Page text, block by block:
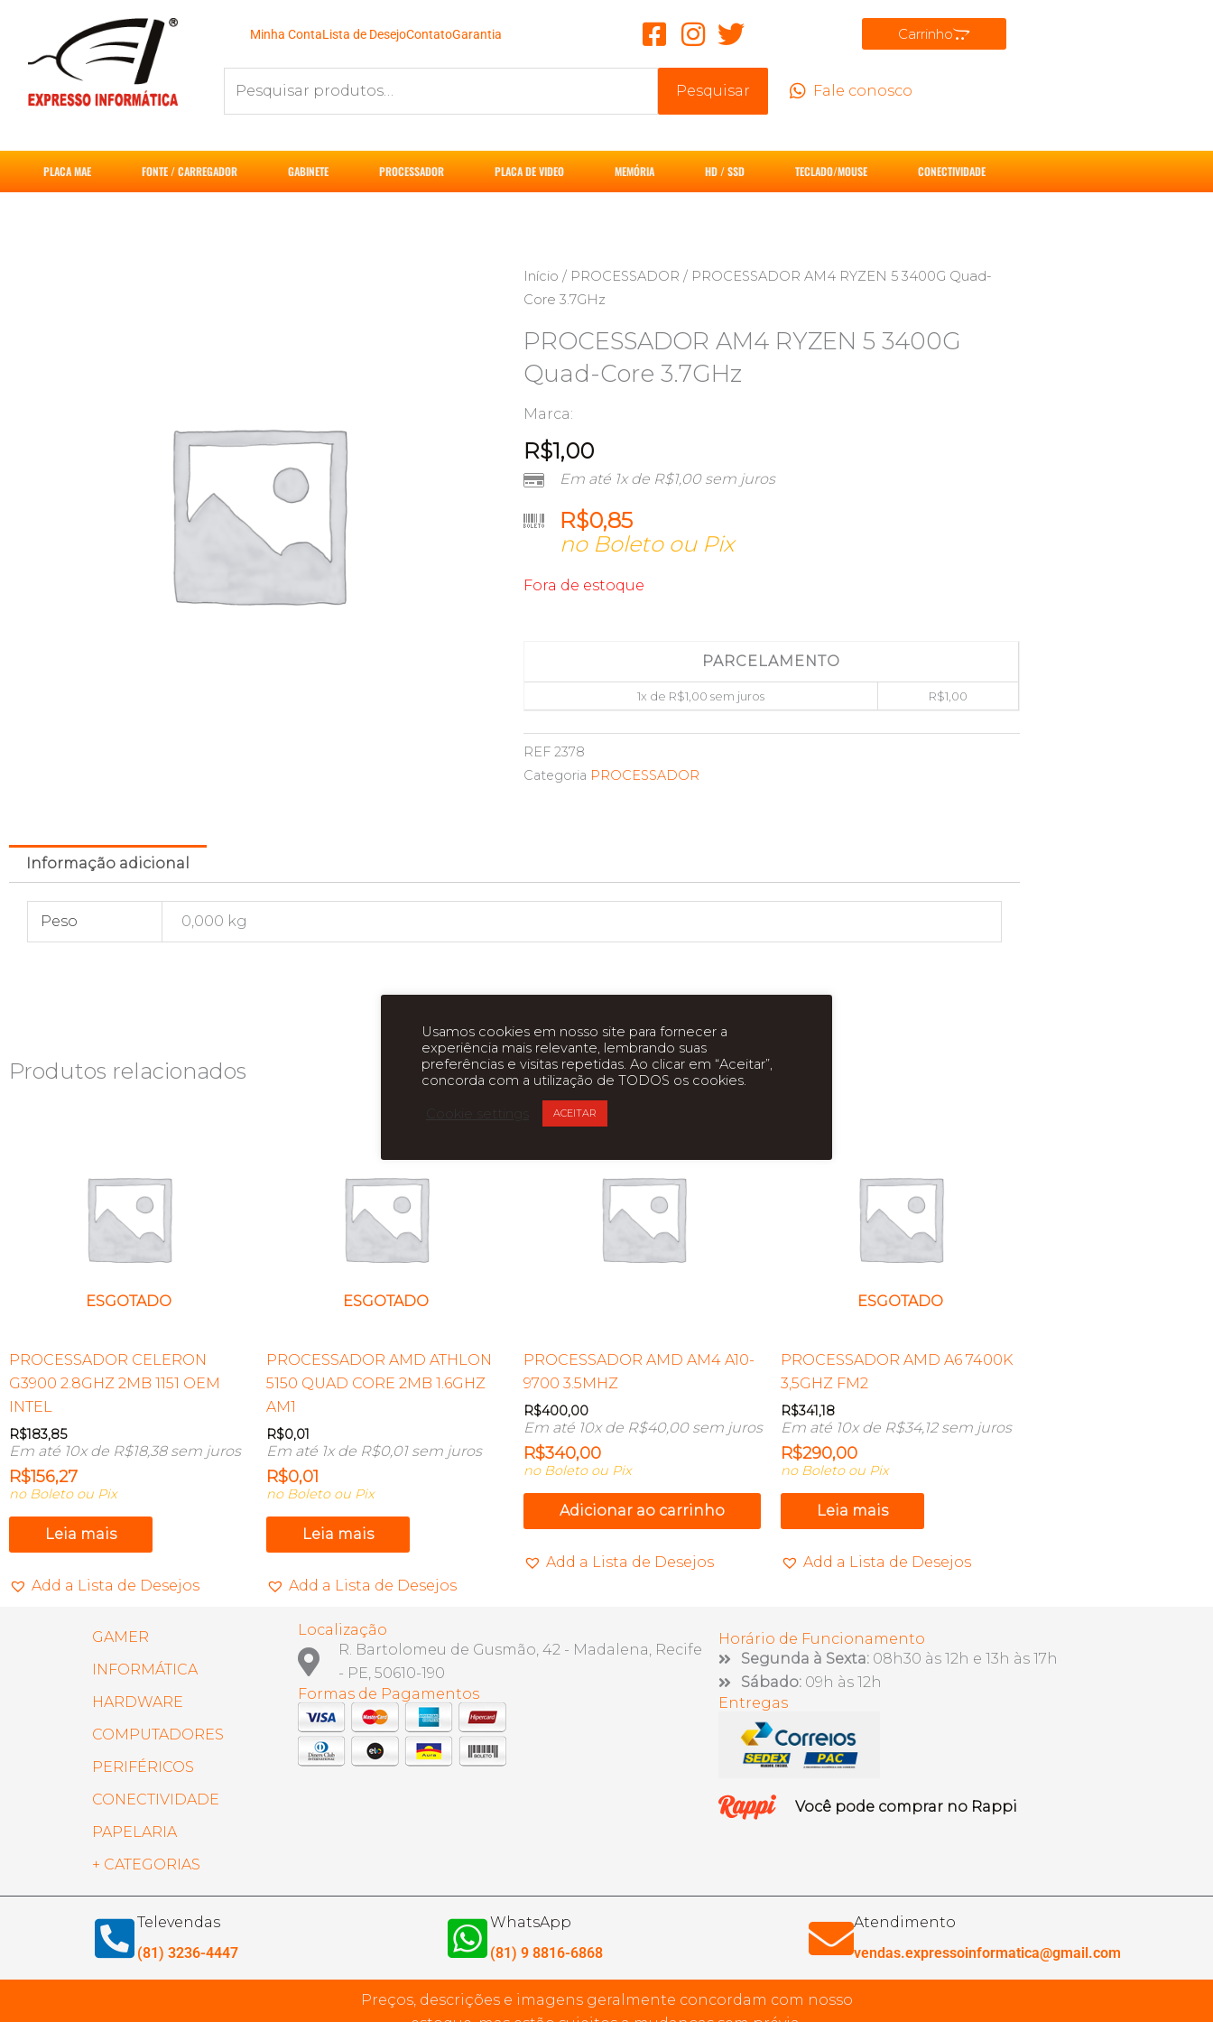
conteúdo
Minha ContaLista de DesejoContatoGarantia Carrinho
por:
Pesquisar Fale conosco
PLACA MAE FONTE / CARREGADOR GABINETE PROCESSADOR PLACA DE VIDEO MEMÓRIA HD / SSD TECLADO/MOUSE CONECTIVIDADE
Início / PROCESSADOR / PROCESSADOR AM4 RYZEN 5 3400G Quad-
Core 3.7GHz
PROCESSADOR AM4 RYZEN 5 3400G
Quad-Core 3.7GHz
Marca:
R$1,00
Em até 1x de R$1,00sem juros
R$0,85
no Boleto ou Pix
Fora de estoque
PARCELAMENTO
1x de R$1,00 sem juros R$1,00
REF 2378
Categoria PROCESSADOR
Informação adicional
Peso 0,000 kg
Produtos relacionados
ESGOTADO
PROCESSADOR CELERON
G3900 2.8GHZ 2MB 1151 OEM
INTEL
R$183,85
Em até 10x de R$18,38sem juros
R$156,27
no Boleto ou Pix
Leia mais
Add a Lista de Desejos
ESGOTADO
PROCESSADOR AMD ATHLON
5150 QUAD CORE 2MB 1.6GHZ
AM1
R$0,01
Em até 1x de R$0,01sem juros
R$0,01
no Boleto ou Pix
Leia mais
Add a Lista de Desejos
PROCESSADOR AMD AM4 A10-
9700 3.5MHZ
R$400,00
Em até 10x de R$40,00sem juros
R$340,00
no Boleto ou Pix
Adicionar ao carrinho
Add a Lista de Desejos
ESGOTADO
PROCESSADOR AMD A6 7400K
3,5GHZ FM2
R$341,18
Em até 10x de R$34,12sem juros
R$290,00
no Boleto ou Pix
Leia mais
Add a Lista de Desejos
GAMER
INFORMÁTICA
HARDWARE
COMPUTADORES
PERIFÉRICOS
CONECTIVIDADE
PAPELARIA
+ CATEGORIAS
Localização
R. Bartolomeu de Gusmão, 42 - Madalena, Recife
- PE, 50610-190
Formas de Pagamentos
Horário de Funcionamento
Segunda à Sexta: 08h30 às 12h e 13h às 17h
Sábado: 09h às 12h
Entregas
Você pode comprar no Rappi
Televendas
(81) 3236-4447
WhatsApp
(81) 9 8816-6868
Atendimento
vendas.expressoinformatica@gmail.com
Preços, descrições e imagens geralmente concordam com nosso
Usamos cookies em nosso site para fornecer a
experiência mais relevante, lembrando suas
preferências e visitas repetidas. Ao clicar em “Aceitar”,
concorda com a utilização de TODOS os cookies.
ACEITAR